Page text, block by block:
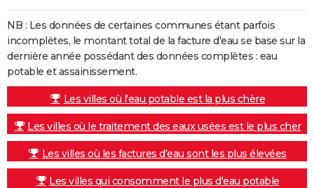
NB : Les données de certaines communes étant parfois
incomplètes, le montant total de la facture d'eau se base sur la
dernière année possédant des données complètes : eau
potable et assainissement.
Les villes où l'eau potable est la plus chère
Les villes où le traitement des eaux usées est le plus cher
Les villes où les factures d'eau sont les plus élevées
Les villes qui consomment le plus d'eau potable